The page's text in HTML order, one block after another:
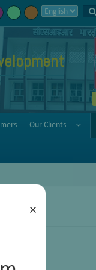
×
Our Clients